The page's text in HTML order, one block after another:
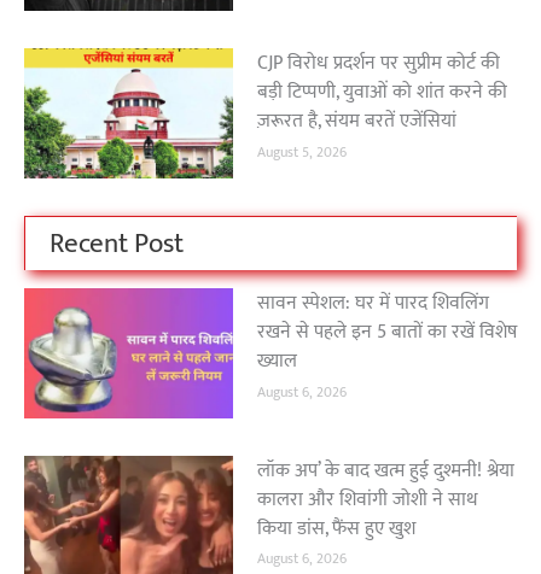
CJP विरोध प्रदर्शन पर सुप्रीम कोर्ट की
बड़ी टिप्पणी, युवाओं को शांत करने की
ज़रूरत है, संयम बरतें एजेंसियां
August 5, 2026
Recent Post
सावन स्पेशल: घर में पारद शिवलिंग
रखने से पहले इन 5 बातों का रखें विशेष
ख्याल
August 6, 2026
लॉक अप’ के बाद खत्म हुई दुश्मनी! श्रेया
कालरा और शिवांगी जोशी ने साथ
किया डांस, फैंस हुए खुश
August 6, 2026